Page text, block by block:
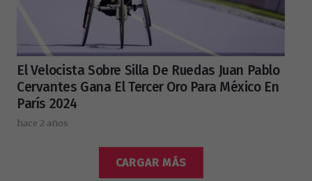
El Velocista Sobre Silla De Ruedas Juan Pablo
Cervantes Gana El Tercer Oro Para México En
París 2024
hace 2 años
CARGAR MÁS